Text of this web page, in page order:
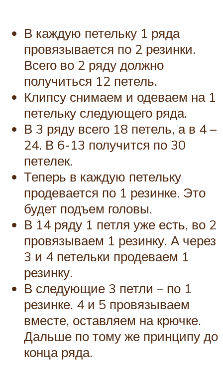
В каждую петельку 1 ряда
провязывается по 2 резинки.
Всего во 2 ряду должно
получиться 12 петель.
Клипсу снимаем и одеваем на 1
петельку следующего ряда.
В 3 ряду всего 18 петель, а в 4 –
24. В 6-13 получится по 30
петелек.
Теперь в каждую петельку
продевается по 1 резинке. Это
будет подъем головы.
В 14 ряду 1 петля уже есть, во 2
провязываем 1 резинку. А через
3 и 4 петельки продеваем 1
резинку.
В следующие 3 петли – по 1
резинке. 4 и 5 провязываем
вместе, оставляем на крючке.
Дальше по тому же принципу до
конца ряда.